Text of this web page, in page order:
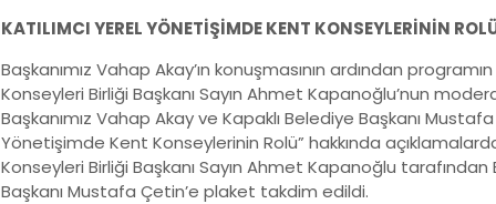
KATILIMCI YEREL YÖNETİŞİMDE KENT KONSEYLERİNİN
Başkanımız Vahap Akay’ın konuşmasının ardından
Konseyleri Birliği Başkanı Sayın Ahmet Kapanoğlu’nun
Başkanımız Vahap Akay ve Kapaklı Belediye Başkanı
Yönetişimde Kent Konseylerinin Rolü” hakkında
Konseyleri Birliği Başkanı Sayın Ahmet Kapanoğlu tarafından
Başkanı Mustafa Çetin’e plaket takdim edildi.